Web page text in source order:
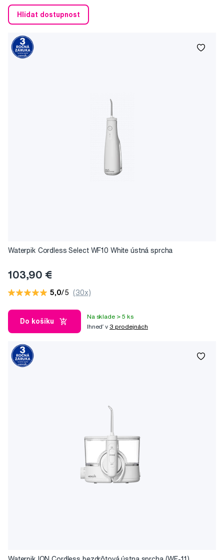
Hlídat dostupnost
Waterpik Cordless Select WF10 White ústná sprcha
103,90 €
5,0/5 (30x)
Do košíku
Na sklade > 5 ks
Ihneď v 3 prodejnách